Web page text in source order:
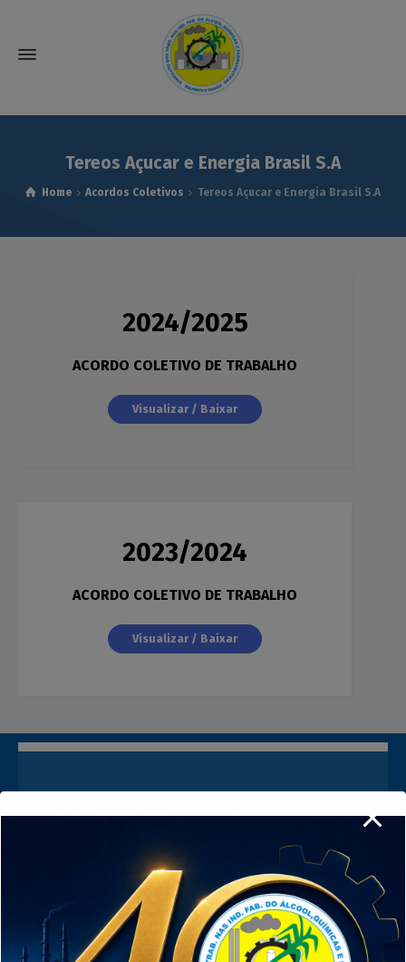
Tereos Açucar e Energia Brasil S.A
Home Acordos Coletivos Tereos Açucar e Energia Brasil S.A
2024/2025
ACORDO COLETIVO DE TRABALHO
Visualizar / Baixar
2023/2024
ACORDO COLETIVO DE TRABALHO
Visualizar / Baixar
NOSSA HISTÓRIA
Fundado em 1º de maio de 1986 e
atualmente situado na Rua Augusto Severo,
nº 766, Vila Tibério, Ribeirão Preto-SP, o
Sindicato dos Trabalhadores nas Indústrias
da Fabricação…
modal-check